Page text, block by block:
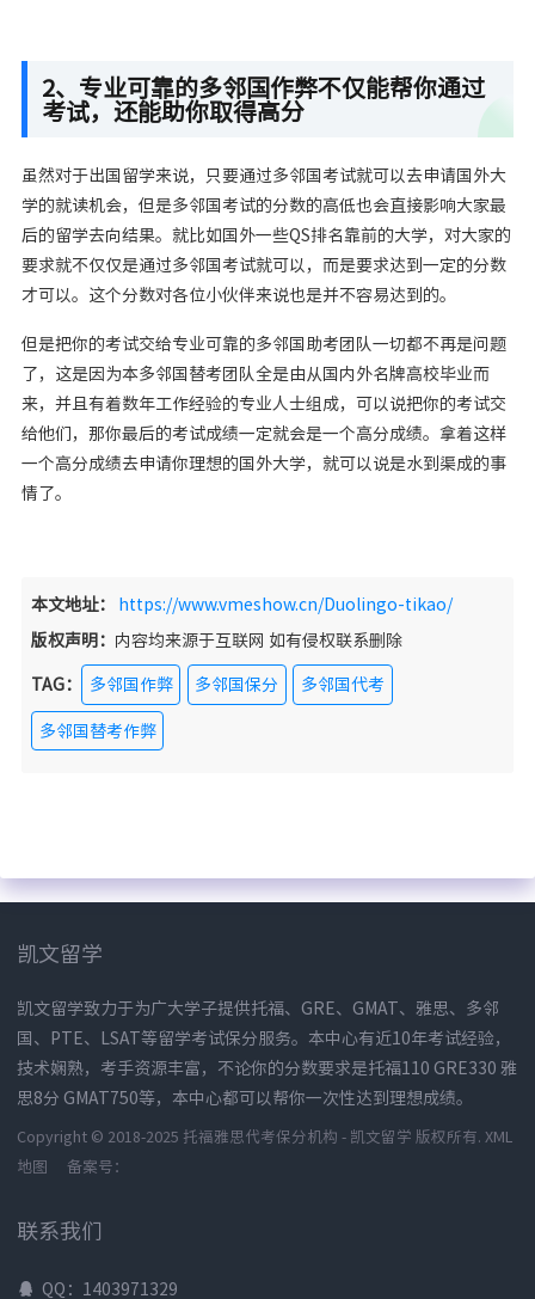
2、专业可靠的多邻国作弊不仅能帮你通过
考试，还能助你取得高分
虽然对于出国留学来说，只要通过多邻国考试就可以去申请国外大
学的就读机会，但是多邻国考试的分数的高低也会直接影响大家最
后的留学去向结果。就比如国外一些QS排名靠前的大学，对大家的
要求就不仅仅是通过多邻国考试就可以，而是要求达到一定的分数
才可以。这个分数对各位小伙伴来说也是并不容易达到的。
但是把你的考试交给专业可靠的多邻国助考团队一切都不再是问题
了，这是因为本多邻国替考团队全是由从国内外名牌高校毕业而
来，并且有着数年工作经验的专业人士组成，可以说把你的考试交
给他们，那你最后的考试成绩一定就会是一个高分成绩。拿着这样
一个高分成绩去申请你理想的国外大学，就可以说是水到渠成的事
情了。
本文地址： https://www.vmeshow.cn/Duolingo-tikao/
版权声明： 内容均来源于互联网 如有侵权联系删除
TAG： 多邻国作弊 多邻国保分 多邻国代考
多邻国替考作弊
凯文留学
凯文留学致力于为广大学子提供托福、GRE、GMAT、雅思、多邻
国、PTE、LSAT等留学考试保分服务。本中心有近10年考试经验，
技术娴熟，考手资源丰富，不论你的分数要求是托福110 GRE330 雅
思8分 GMAT750等，本中心都可以帮你一次性达到理想成绩。
Copyright © 2018-2025 托福雅思代考保分机构 - 凯文留学 版权所有. XML
地图
备案号：
联系我们
QQ：1403971329